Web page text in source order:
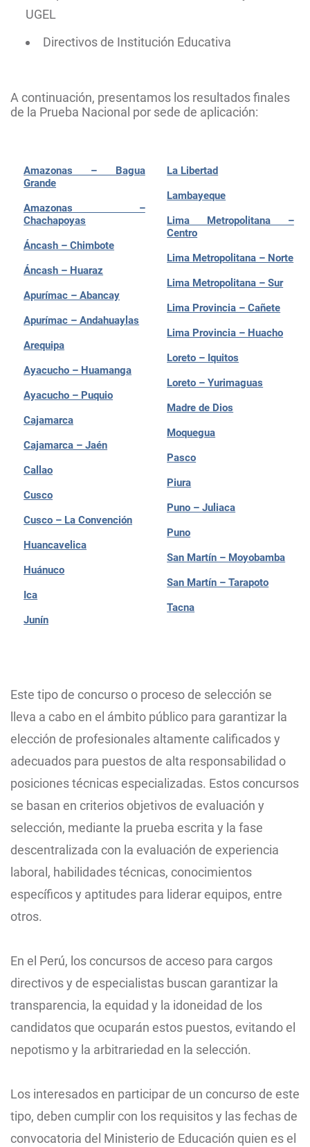
UGEL
Directivos de Institución Educativa
A continuación, presentamos los resultados finales
de la Prueba Nacional por sede de aplicación:
Amazonas – Bagua
Grande
Amazonas –
Chachapoyas
Áncash – Chimbote
Áncash – Huaraz
Apurímac – Abancay
Apurímac – Andahuaylas
Arequipa
Ayacucho – Huamanga
Ayacucho – Puquio
Cajamarca
Cajamarca – Jaén
Callao
Cusco
Cusco – La Convención
Huancavelica
Huánuco
Ica
Junín
La Libertad
Lambayeque
Lima Metropolitana –
Centro
Lima Metropolitana – Norte
Lima Metropolitana – Sur
Lima Provincia – Cañete
Lima Provincia – Huacho
Loreto – Iquitos
Loreto – Yurimaguas
Madre de Dios
Moquegua
Pasco
Piura
Puno – Juliaca
Puno
San Martín – Moyobamba
San Martín – Tarapoto
Tacna
Este tipo de concurso o proceso de selección se
lleva a cabo en el ámbito público para garantizar la
elección de profesionales altamente calificados y
adecuados para puestos de alta responsabilidad o
posiciones técnicas especializadas. Estos concursos
se basan en criterios objetivos de evaluación y
selección, mediante la prueba escrita y la fase
descentralizada con la evaluación de experiencia
laboral, habilidades técnicas, conocimientos
específicos y aptitudes para liderar equipos, entre
otros.
En el Perú, los concursos de acceso para cargos
directivos y de especialistas buscan garantizar la
transparencia, la equidad y la idoneidad de los
candidatos que ocuparán estos puestos, evitando el
nepotismo y la arbitrariedad en la selección.
Los interesados en participar de un concurso de este
tipo, deben cumplir con los requisitos y las fechas de
convocatoria del Ministerio de Educación quien es el